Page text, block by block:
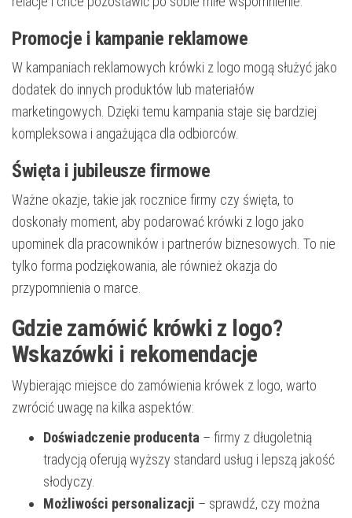
Promocje i kampanie reklamowe
W kampaniach reklamowych krówki z logo mogą służyć jako
dodatek do innych produktów lub materiałów
marketingowych. Dzięki temu kampania staje się bardziej
kompleksowa i angażująca dla odbiorców.
Święta i jubileusze firmowe
Ważne okazje, takie jak rocznice firmy czy święta, to
doskonały moment, aby podarować krówki z logo jako
upominek dla pracowników i partnerów biznesowych. To nie
tylko forma podziękowania, ale również okazja do
przypomnienia o marce.
Gdzie zamówić krówki z logo?
Wskazówki i rekomendacje
Wybierając miejsce do zamówienia krówek z logo, warto
zwrócić uwagę na kilka aspektów:
Doświadczenie producenta – firmy z długoletnią
tradycją oferują wyższy standard usług i lepszą jakość
słodyczy.
Możliwości personalizacji – sprawdź, czy można